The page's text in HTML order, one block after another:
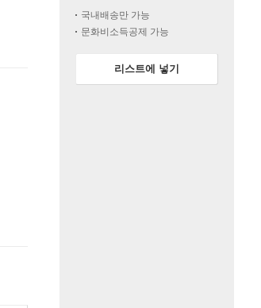
국내배송만 가능
문화비소득공제 가능
리스트에 넣기